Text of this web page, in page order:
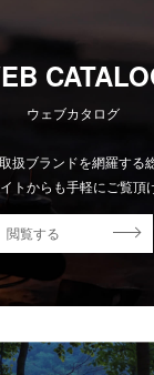
ウェブカタログ
扱ブランドを網羅する
トからも手軽にご覧頂
閲覧する